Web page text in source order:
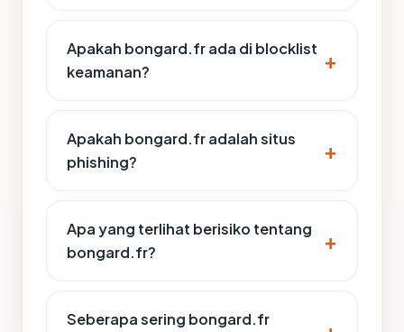
Apakah bongard.fr ada di blocklist
keamanan?
Apakah bongard.fr adalah situs
phishing?
Apa yang terlihat berisiko tentang
bongard.fr?
Seberapa sering bongard.fr